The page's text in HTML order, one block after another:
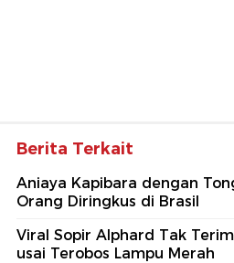
Berita Terkait
Aniaya Kapibara dengan
Orang Diringkus di Brasil
Viral Sopir Alphard Tak
usai Terobos Lampu Merah